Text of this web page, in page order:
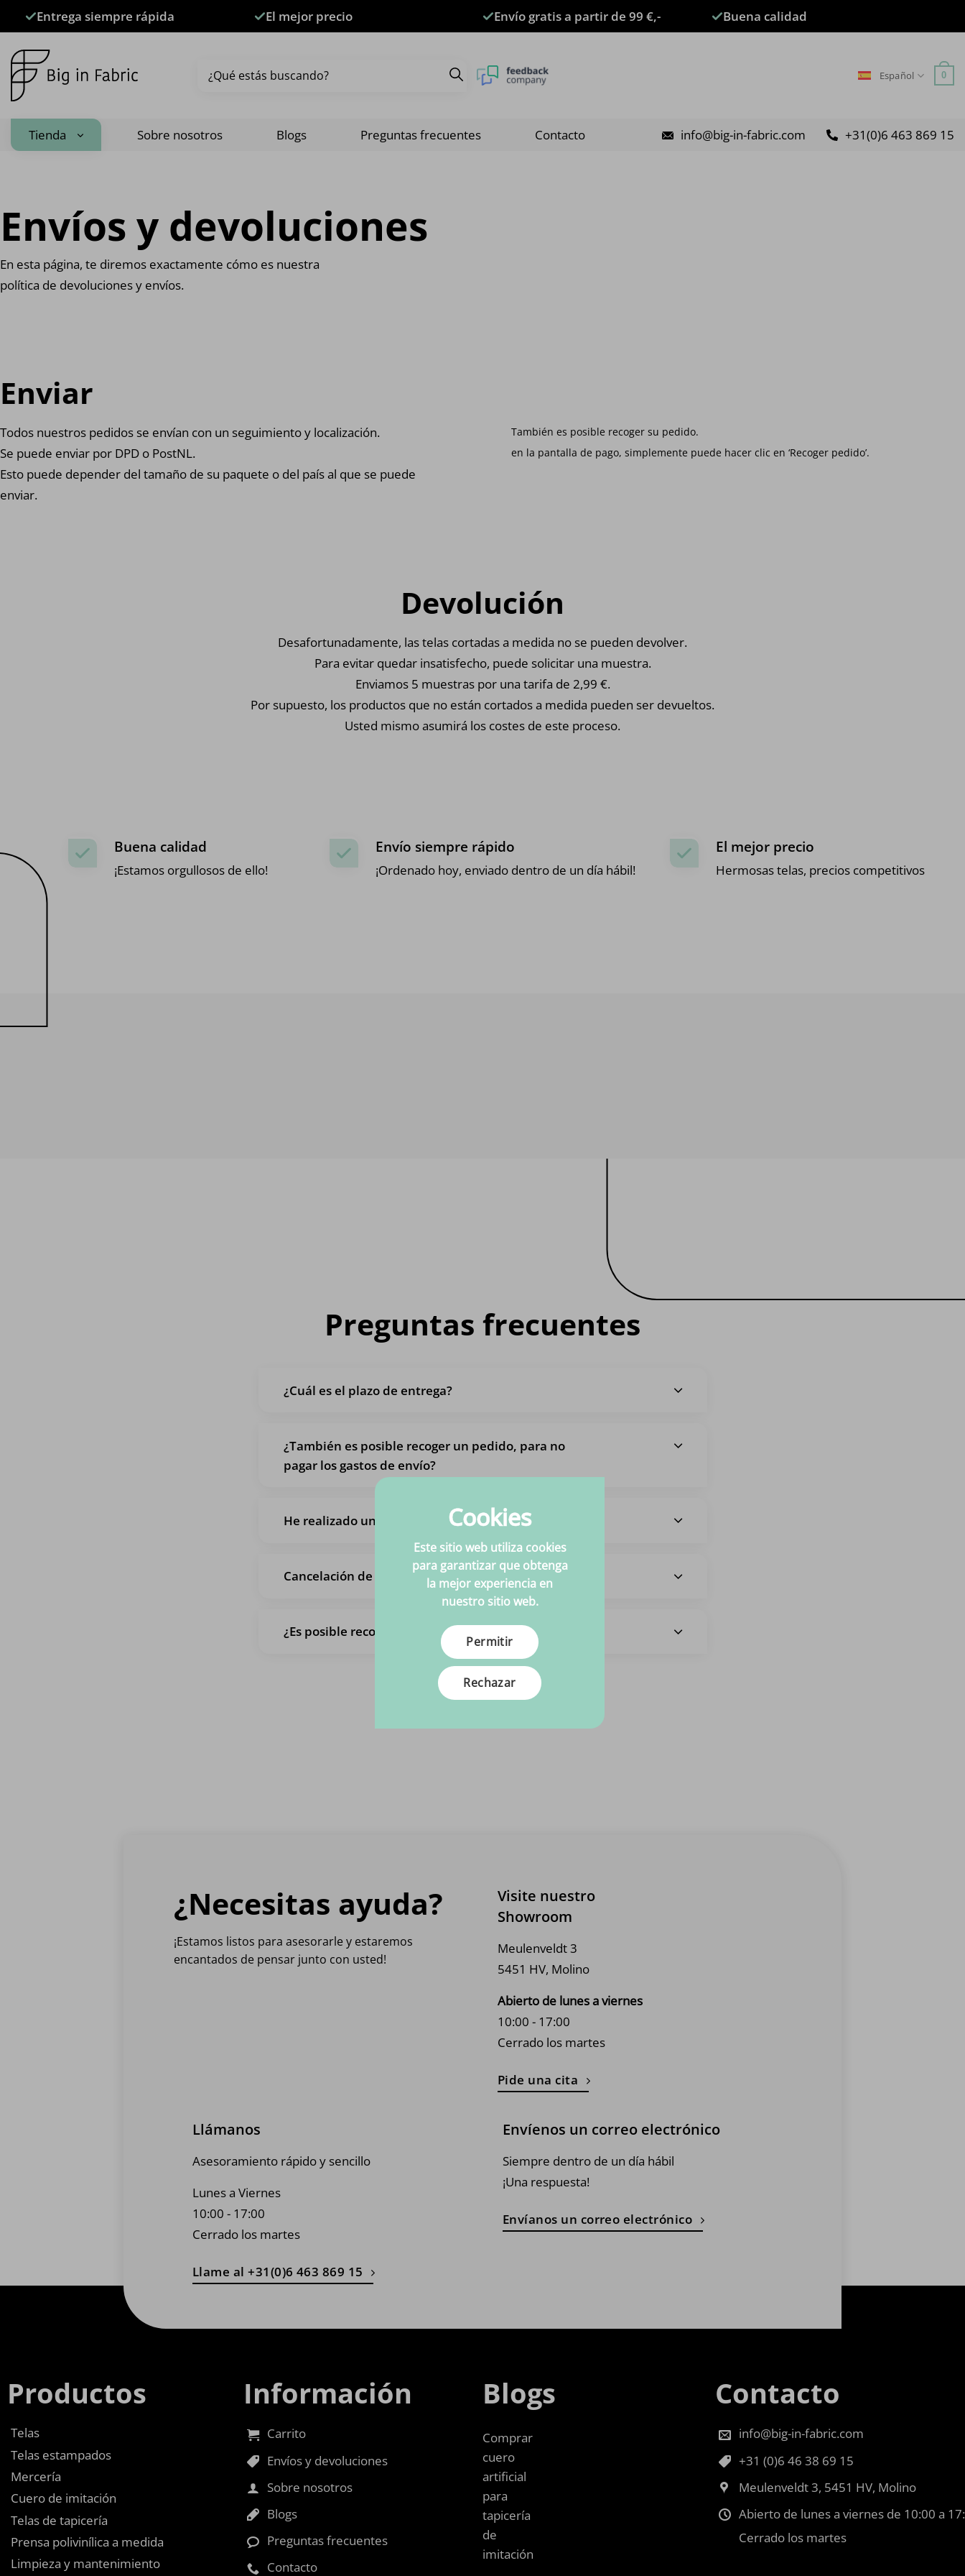
Entrega siempre rápida El mejor precio Envío gratis a partir de 99 €,- Buena calidad
por:
Español 0
Tienda Sobre nosotros Blogs Preguntas frecuentes Contacto info@big-in-fabric.com +31(0)6 463 869 15
Envíos y devoluciones
En esta página, te diremos exactamente cómo es nuestra
política de devoluciones y envíos.
Enviar
Todos nuestros pedidos se envían con un seguimiento y localización.
Se puede enviar por DPD o PostNL.
Esto puede depender del tamaño de su paquete o del país al que se puede
enviar.
También es posible recoger su pedido.
en la pantalla de pago, simplemente puede hacer clic en ‘Recoger pedido’.
Devolución
Desafortunadamente, las telas cortadas a medida no se pueden devolver.
Para evitar quedar insatisfecho, puede solicitar una muestra.
Enviamos 5 muestras por una tarifa de 2,99 €.
Por supuesto, los productos que no están cortados a medida pueden ser devueltos.
Usted mismo asumirá los costes de este proceso.
Buena calidad
¡Estamos orgullosos de ello!
Envío siempre rápido
¡Ordenado hoy, enviado dentro de un día hábil!
El mejor precio
Hermosas telas, precios competitivos
Preguntas frecuentes
¿Cuál es el plazo de entrega?
¿También es posible recoger un pedido, para no
pagar los gastos de envío?
He realizado un pedido pero quiero cambiarlo
Cancelación de todo el pedido
¿Es posible recoger las telas?
Ver todas las preguntas
¿Necesitas ayuda?
¡Estamos listos para asesorarle y estaremos
encantados de pensar junto con usted!
Visite nuestro
Showroom
Meulenveldt 3
5451 HV, Molino
Abierto de lunes a viernes
10:00 - 17:00
Cerrado los martes
Pide una cita
Llámanos
Asesoramiento rápido y sencillo
Lunes a Viernes
10:00 - 17:00
Cerrado los martes
Llame al +31(0)6 463 869 15
Envíenos un correo electrónico
Siempre dentro de un día hábil
¡Una respuesta!
Envíanos un correo electrónico
Productos
Telas
Telas estampados
Mercería
Cuero de imitación
Telas de tapicería
Prensa polivinílica a medida
Limpieza y mantenimiento
Información
Carrito
Envíos y devoluciones
Sobre nosotros
Blogs
Preguntas frecuentes
Contacto
Blogs
Comprar
cuero
artificial
para
tapicería
de
imitación
Contacto
info@big-in-fabric.com
+31 (0)6 46 38 69 15
Meulenveldt 3, 5451 HV, Molino
Abierto de lunes a viernes de 10:00 a
Cerrado los martes
Cookies
Este sitio web utiliza cookies
para garantizar que obtenga
la mejor experiencia en
nuestro sitio web.
Permitir
Rechazar